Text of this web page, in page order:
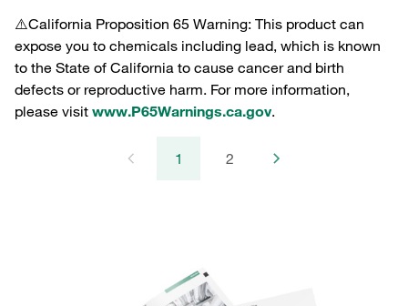
⚠️California Proposition 65 Warning: This product can
expose you to chemicals including lead, which is known
to the State of California to cause cancer and birth
defects or reproductive harm. For more information,
please visit www.P65Warnings.ca.gov.
1 2